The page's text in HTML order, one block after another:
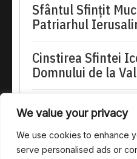
We value your privacy
We use cookies to enhance
serve personalised ads or
Sfântul Sfinţit
Patriarhul
Cinstirea Sfintei
Domnului de la
Preia articolele